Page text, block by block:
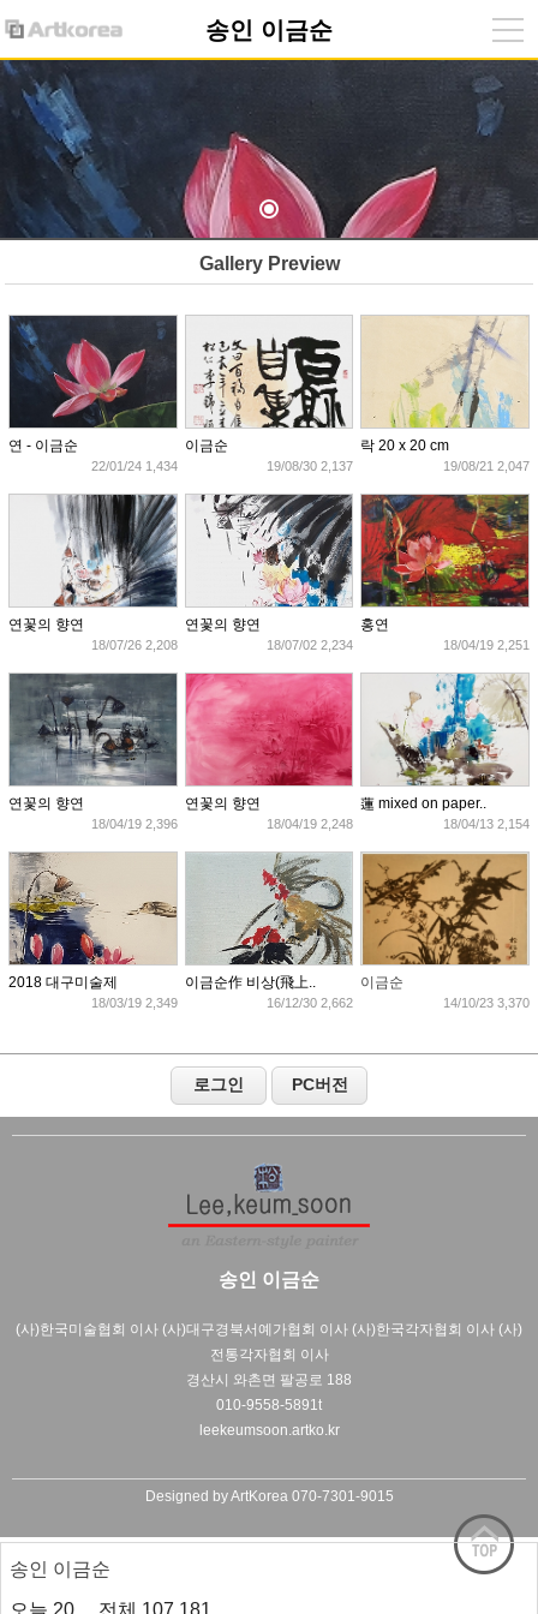
송인 이금순
Gallery Preview
연 - 이금순
22/01/24 1,434
이금순
19/08/30 2,137
락 20 x 20 cm
19/08/21 2,047
연꽃의 향연
18/07/26 2,208
연꽃의 향연
18/07/02 2,234
홍연
18/04/19 2,251
연꽃의 향연
18/04/19 2,396
연꽃의 향연
18/04/19 2,248
蓮 mixed on paper..
18/04/13 2,154
2018 대구미술제
18/03/19 2,349
이금순作 비상(飛上..
16/12/30 2,662
이금순
14/10/23 3,370
송인 이금순
(사)한국미술협회 이사 (사)대구경북서예가협회 이사 (사)한국각자협회 이사 (사)
전통각자협회 이사
경산시 와촌면 팔공로 188
010-9558-5891t
leekeumsoon.artko.kr
Designed by ArtKorea 070-7301-9015
송인 이금순
오늘 20 전체 107,181